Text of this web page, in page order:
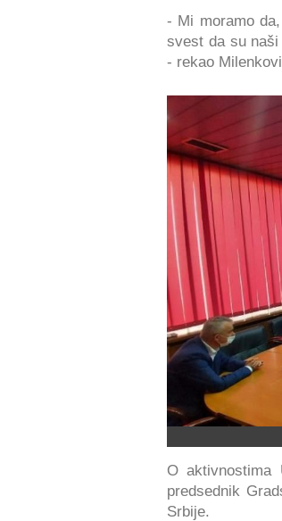
- Mi moramo
svest da su
- rekao
O
predsednik
Srbije.